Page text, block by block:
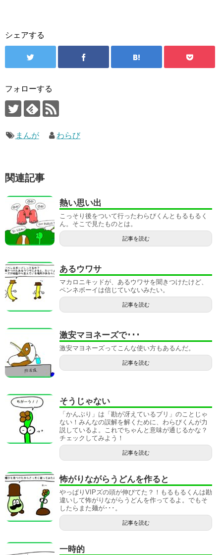
シェアする
フォローする
まんが わらび
関連記事
熱い思い出
こっそり後をついて行ったわらびくんともるもるく
ん。そこで見たものとは。
記事を読む
あるウワサ
マカロニキッドが、あるウワサを聞きつけたけど、
ペンネボーイは信じていないみたい。
記事を読む
激安マヨネーズで･･･
激安マヨネーズってこんな使い方もあるんだ。
記事を読む
そうじゃない
「かんぶり」は「勘が冴えているブリ」のことじゃ
ない！みんなの誤解を解くために、わらびくんが力
説しているよ。これでちゃんと意味が通じるかな？
チェックしてみよう！
記事を読む
怖がりながらうどんを作ると
やっぱりVIPズの頭が伸びてた？！もるもるくんは勘
違いして怖がりながらうどんを作ってるよ。でもそ
したらまた麺が･･･。
記事を読む
一時的